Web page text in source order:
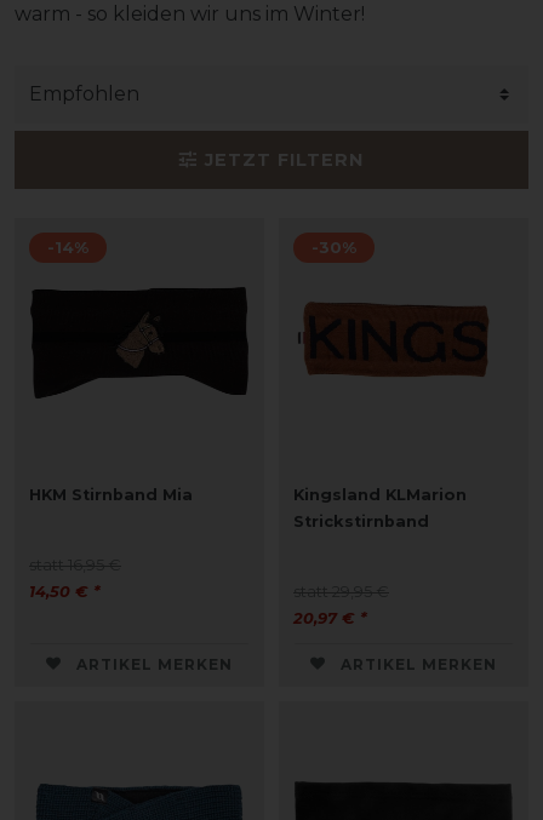
warm - so kleiden wir uns im Winter!
JETZT FILTERN
-14%
HKM Stirnband Mia
14,50 € *
ARTIKEL MERKEN
-30%
Kingsland KLMarion
Strickstirnband
20,97 € *
ARTIKEL MERKEN